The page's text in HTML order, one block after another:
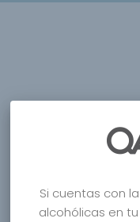
Si cuentas con
alcohólicas en